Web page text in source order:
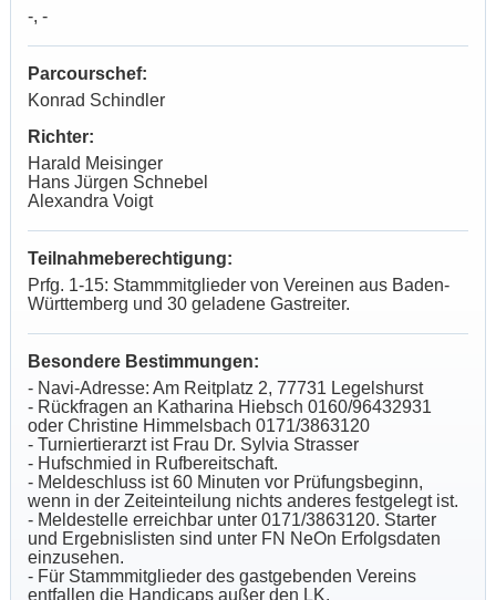
-, -
Parcourschef:
Konrad Schindler
Richter:
Harald Meisinger
Hans Jürgen Schnebel
Alexandra Voigt
Teilnahmeberechtigung:
Prfg. 1-15: Stammmitglieder von Vereinen aus Baden-
Württemberg und 30 geladene Gastreiter.
Besondere Bestimmungen:
- Navi-Adresse: Am Reitplatz 2, 77731 Legelshurst
- Rückfragen an Katharina Hiebsch 0160/96432931
oder Christine Himmelsbach 0171/3863120
- Turniertierarzt ist Frau Dr. Sylvia Strasser
- Hufschmied in Rufbereitschaft.
- Meldeschluss ist 60 Minuten vor Prüfungsbeginn,
wenn in der Zeiteinteilung nichts anderes festgelegt ist.
- Meldestelle erreichbar unter 0171/3863120. Starter
und Ergebnislisten sind unter FN NeOn Erfolgsdaten
einzusehen.
- Für Stammmitglieder des gastgebenden Vereins
entfallen die Handicaps außer den LK.